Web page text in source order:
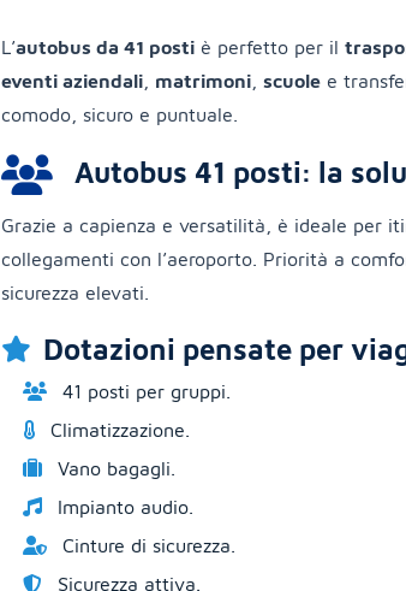
L’autobus da 41 posti è perfetto per il
eventi aziendali
matrimoni scuole e
comodo, sicuro e puntuale.
Autobus 41 posti: la
Grazie a capienza e versatilità, è ideale per
collegamenti con l’aeroporto. Priorità a
sicurezza elevati.
Dotazioni pensate per
41 posti per gruppi.
Climatizzazione.
Vano bagagli.
Impianto audio.
Cinture di sicurezza.
Sicurezza attiva.